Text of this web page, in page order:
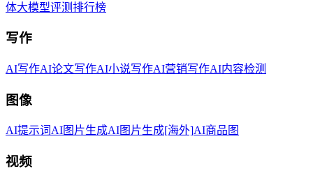
体大模型评测排行榜
写作
AI写作AI论文写作AI小说写作AI营销写作AI内容检测
图像
AI提示词AI图片生成AI图片生成[海外]AI商品图
视频